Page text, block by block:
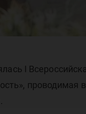
I
проводимая